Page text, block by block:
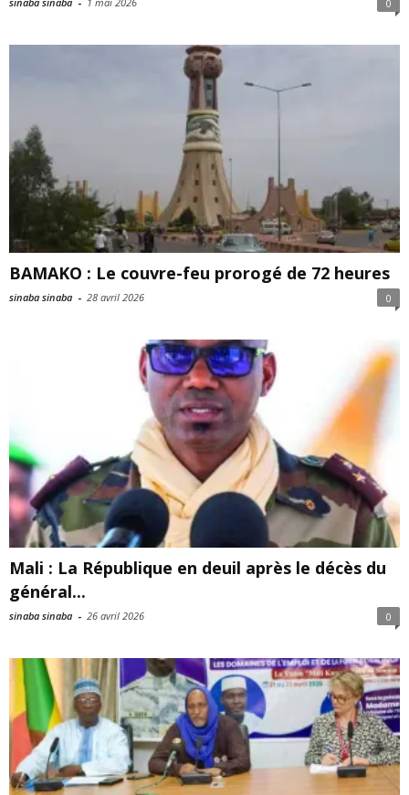
0
BAMAKO : Le couvre-feu prorogé de 72 heures
sinaba sinaba - 28 avril 2026 0
Mali : La République en deuil après le décès du
général...
sinaba sinaba - 26 avril 2026 0